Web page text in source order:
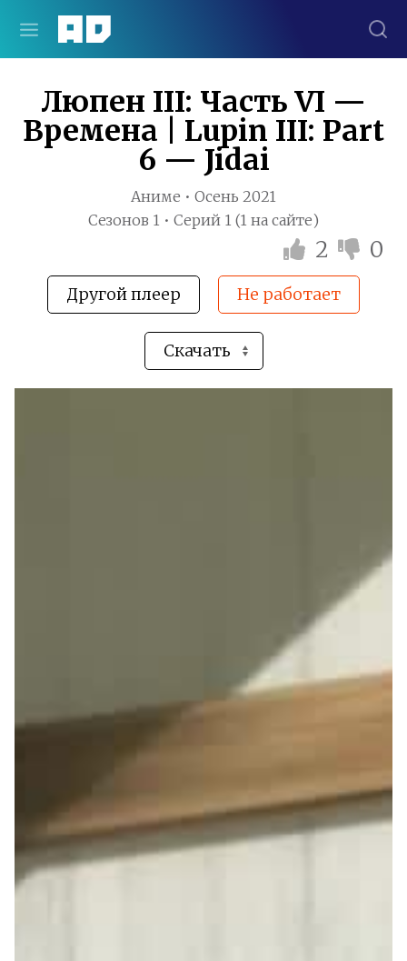
Люпен III: Часть VI —
Времена | Lupin III: Part
6 — Jidai
Аниме • Осень 2021
Сезонов 1 • Серий 1 (1 на сайте)
2 0
Другой плеер Не работает